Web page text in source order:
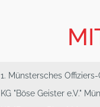
1. Münstersches
KG "Böse Geister e.V."